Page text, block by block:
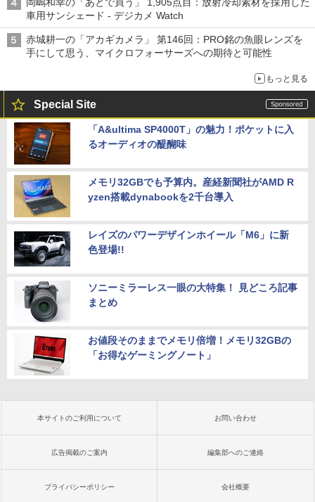
岡嶋和幸の「あとで買う」 1,905点目：放射冷却素材を採用した
車用サンシェード - デジカメ Watch
赤城耕一の「アカギカメラ」 第146回：PRO銘の魚眼レンズを
手にして思う、マイクロフォーサーズへの期待と可能性
もっと見る
Special Site
「A&ultima SP4000T」の魅力！ポケットに入
るオーディオの醍醐味
メモリ32GBでも予算内。産経新聞社がAMD R
yzen搭載dynabookを2千台導入
レイズのパワーデザインホイール「M6」に新
色登場!!
ソニーミラーレス一眼の大特集！ 見どころ記事
まとめ
お値段そのままでメモリ倍増！メモリ32GBの
「お得なゲーミングノート」
本サイトのご利用について お問い合わせ
広告掲載のご案内 編集部へのご連絡
プライバシーポリシー 会社概要